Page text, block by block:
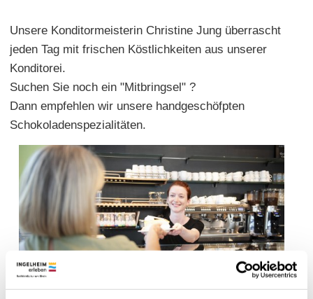
Unsere Konditormeisterin Christine Jung überrascht
jeden Tag mit frischen Köstlichkeiten aus unserer
Konditorei.
Suchen Sie noch ein "Mitbringsel" ?
Dann empfehlen wir unsere handgeschöfpten
Schokoladenspezialitäten.